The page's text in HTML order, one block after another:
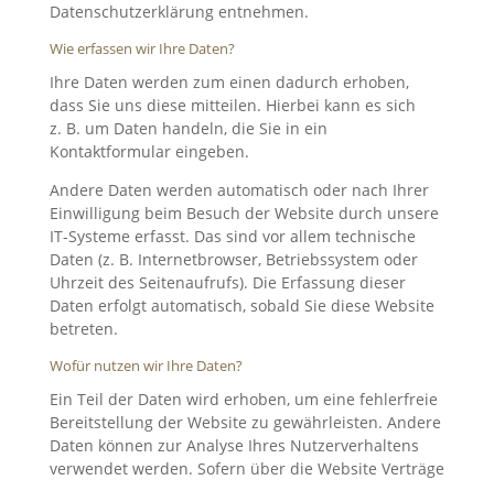
Datenschutzerklärung entnehmen.
Wie erfassen wir Ihre Daten?
Ihre Daten werden zum einen dadurch erhoben,
dass Sie uns diese mitteilen. Hierbei kann es sich
z. B. um Daten handeln, die Sie in ein
Kontaktformular eingeben.
Andere Daten werden automatisch oder nach Ihrer
Einwilligung beim Besuch der Website durch unsere
IT-Systeme erfasst. Das sind vor allem technische
Daten (z. B. Internetbrowser, Betriebssystem oder
Uhrzeit des Seitenaufrufs). Die Erfassung dieser
Daten erfolgt automatisch, sobald Sie diese Website
betreten.
Wofür nutzen wir Ihre Daten?
Ein Teil der Daten wird erhoben, um eine fehlerfreie
Bereitstellung der Website zu gewährleisten. Andere
Daten können zur Analyse Ihres Nutzerverhaltens
verwendet werden. Sofern über die Website Verträge